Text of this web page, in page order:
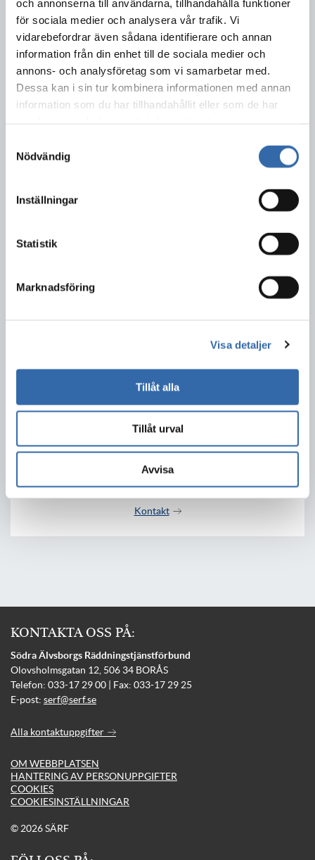
och annonserna till användarna, tillhandahålla funktioner
för sociala medier och analysera vår trafik. Vi
vidarebefordrar även sådana identifierare och annan
information från din enhet till de sociala medier och
annons- och analysföretag som vi samarbetar med.
Dessa kan i sin tur kombinera informationen med annan
information som du har tillhandahållit eller som de har
Nödvändig
Inställningar
Statistik
Marknadsföring
Visa detaljer
Tillåt alla
Tillåt urval
Avvisa
utbildning@serf.se
Dela detta innehåll:
2020-04-28
Olovsholmsgatan 12
Kontakt
KONTAKTA OSS PÅ:
Södra Älvsborgs Räddningstjänstförbund
Olovsholmsgatan 12, 506 34 BORÅS
Telefon: 033-17 29 00 | Fax: 033-17 29 25
E-post: serf@serf.se
Alla kontaktuppgifter
OM WEBBPLATSEN
HANTERING AV PERSONUPPGIFTER
COOKIES
COOKIESINSTÄLLNINGAR
© 2026 SÄRF